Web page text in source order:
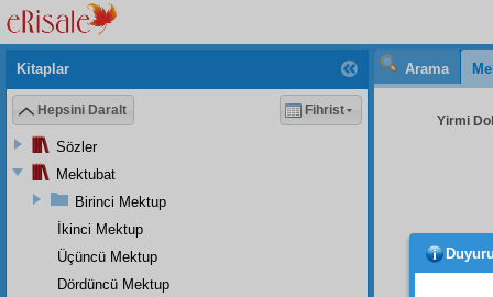
Arama
Yirmi
Kitaplar
Hepsini Daralt Fihrist
Sözler
Mektubat
Birinci Mektup
İkinci Mektup
Üçüncü Mektup
Dördüncü Mektup
Duyuru